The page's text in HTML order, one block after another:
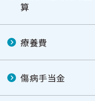
算
療養費
傷病手当金